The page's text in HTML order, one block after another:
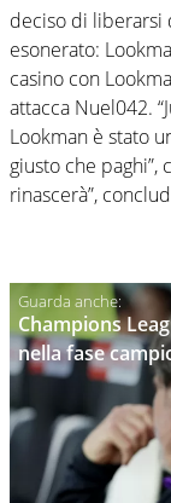
deciso di liberarsi
esonerato:
casino con
attacca Nuel042.
Lookman è stato
giusto che paghi”,
rinascerà”,
Champions
nella fase